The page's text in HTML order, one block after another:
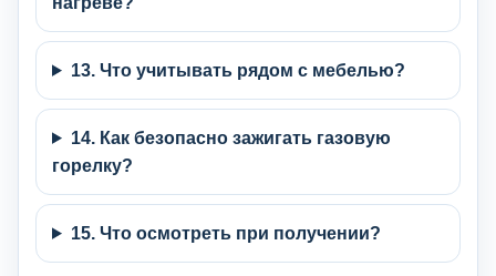
13. Что учитывать рядом с мебелью?
14. Как безопасно зажигать газовую
горелку?
15. Что осмотреть при получении?